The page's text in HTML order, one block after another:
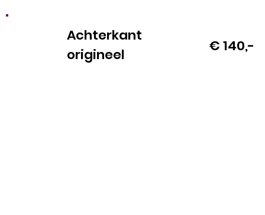
Achterkant
origineel
€ 140,-